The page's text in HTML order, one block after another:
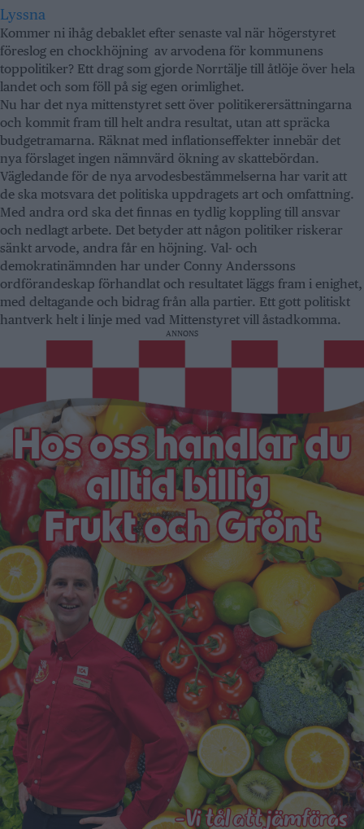
Lyssna
Kommer ni ihåg debaklet efter senaste val när högerstyret
föreslog en chockhöjning av arvodena för kommunens
toppolitiker? Ett drag som gjorde Norrtälje till åtlöje över hela
landet och som föll på sig egen orimlighet.
Nu har det nya mittenstyret sett över politikerersättningarna
och kommit fram till helt andra resultat, utan att spräcka
budgetramarna. Räknat med inflationseffekter innebär det
nya förslaget ingen nämnvärd ökning av skattebördan.
Vägledande för de nya arvodesbestämmelserna har varit att
de ska motsvara det politiska uppdragets art och omfattning.
Med andra ord ska det finnas en tydlig koppling till ansvar
och nedlagt arbete. Det betyder att någon politiker riskerar
sänkt arvode, andra får en höjning. Val- och
demokratinämnden har under Conny Anderssons
ordförandeskap förhandlat och resultatet läggs fram i enighet,
med deltagande och bidrag från alla partier. Ett gott politiskt
hantverk helt i linje med vad Mittenstyret vill åstadkomma.
ANNONS